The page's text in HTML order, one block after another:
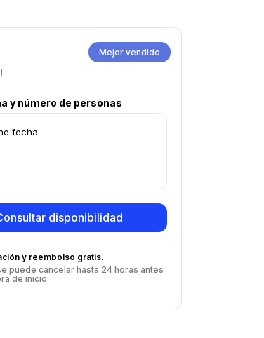
Mejor vendido
y número de personas
fecha
disponibilidad
y reembolso gratis.
puede cancelar hasta 24 horas antes
de inicio.